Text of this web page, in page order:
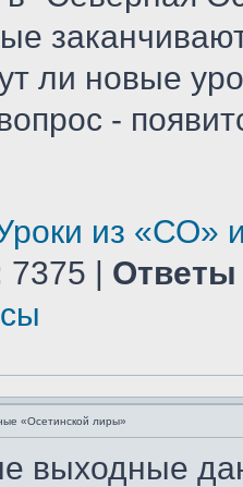
ли новые
-
из «СО»
7375 | Ответы
«Осетинской лиры»
выходные